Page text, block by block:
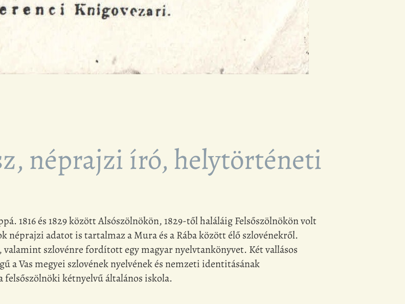
néprajzi író, helytörténeti
1816 és 1829 között Alsószölnökön, 1829-től haláláig Felsőszölnökön volt
adatot is tartalmaz a Mura és a Rába között élő szlovénekről.
szlovénre fordított egy magyar nyelvtankönyvet. Két vallásos
a Vas megyei szlovének nyelvének és nemzeti identitásának
felsőszölnöki kétnyelvű általános iskola.